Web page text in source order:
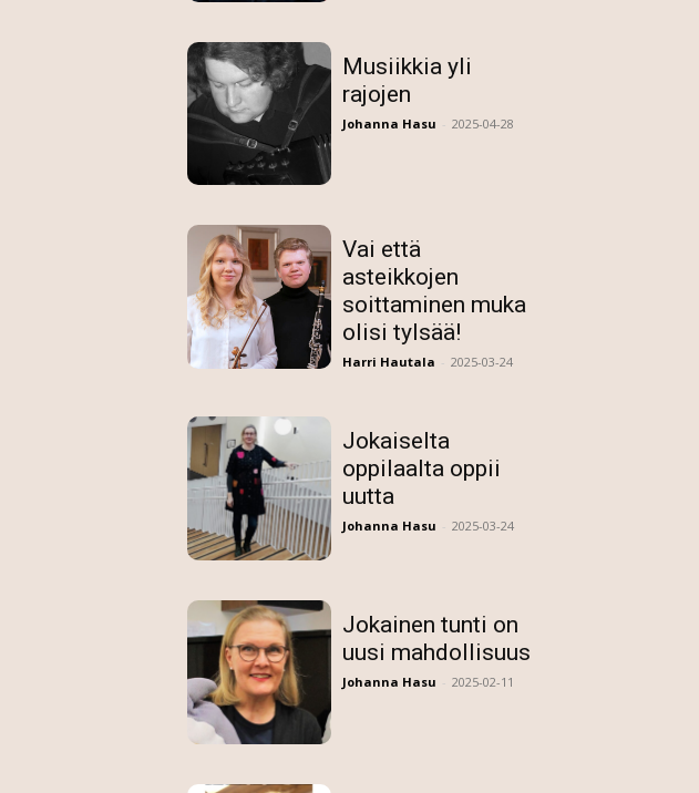
Musiikkia yli
rajojen
Johanna Hasu - 2025-04-28
Vai että
asteikkojen
soittaminen muka
olisi tylsää!
Harri Hautala - 2025-03-24
Jokaiselta
oppilaalta oppii
uutta
Johanna Hasu - 2025-03-24
Jokainen tunti on
uusi mahdollisuus
Johanna Hasu - 2025-02-11